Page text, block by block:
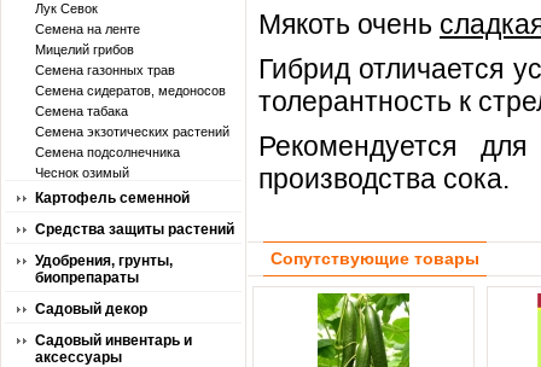
Лук Севок
Семена на ленте
Мицелий грибов
Семена газонных трав
Семена сидератов, медоносов
Семена табака
Семена экзотических растений
Семена подсолнечника
Чеснок озимый
Картофель семенной
Средства защиты растений
Удобрения, грунты,
биопрепараты
Садовый декор
Садовый инвентарь и
аксессуары
Мякоть очень
Гибрид отличается
толерантность к
Рекомендуется
производства сока.
Сопутствующие товары